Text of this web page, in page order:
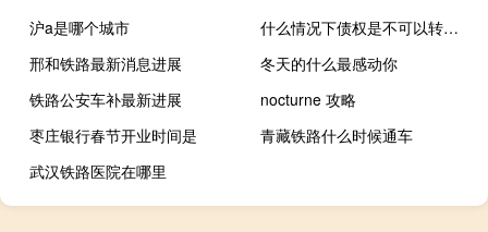
沪a是哪个城市
什么情况下债权是不可以转让的呢
邢和铁路最新消息进展
冬天的什么最感动你
铁路公安车补最新进展
nocturne 攻略
枣庄银行春节开业时间是
青藏铁路什么时候通车
武汉铁路医院在哪里